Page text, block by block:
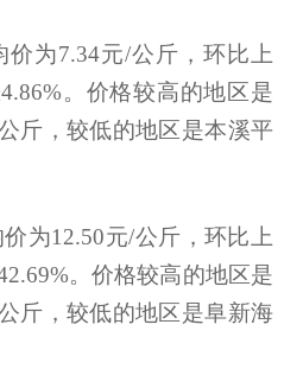
价为7.34元/公斤，环比上
。价格较高的地区是
斤，较低的地区是本溪平
价为12.50元/公斤，环比上
。价格较高的地区是
斤，较低的地区是阜新海